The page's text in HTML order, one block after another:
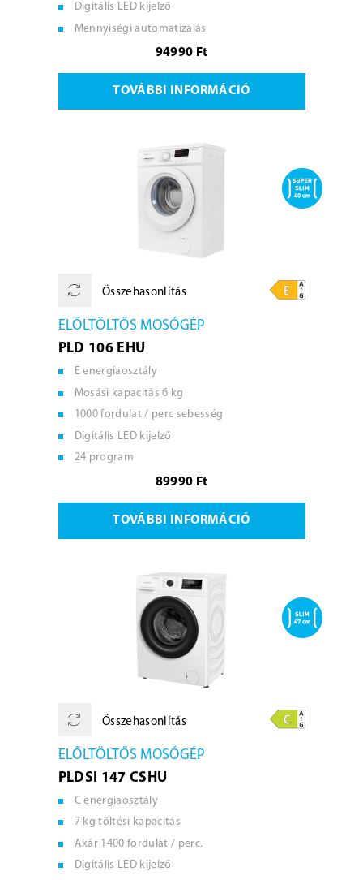
Digitális LED kijelző
Mennyiségi automatizálás
94990 Ft
TOVÁBBI INFORMÁCIÓ
Összehasonlítás
ELŐLTÖLTŐS MOSÓGÉP
PLD 106 EHU
E energiaosztály
Mosási kapacitás 6 kg
1000 fordulat / perc sebesség
Digitális LED kijelző
24 program
89990 Ft
TOVÁBBI INFORMÁCIÓ
Összehasonlítás
ELŐLTÖLTŐS MOSÓGÉP
PLDSI 147 CSHU
C energiaosztály
7 kg töltési kapacitás
Akár 1400 fordulat / perc.
Digitális LED kijelző